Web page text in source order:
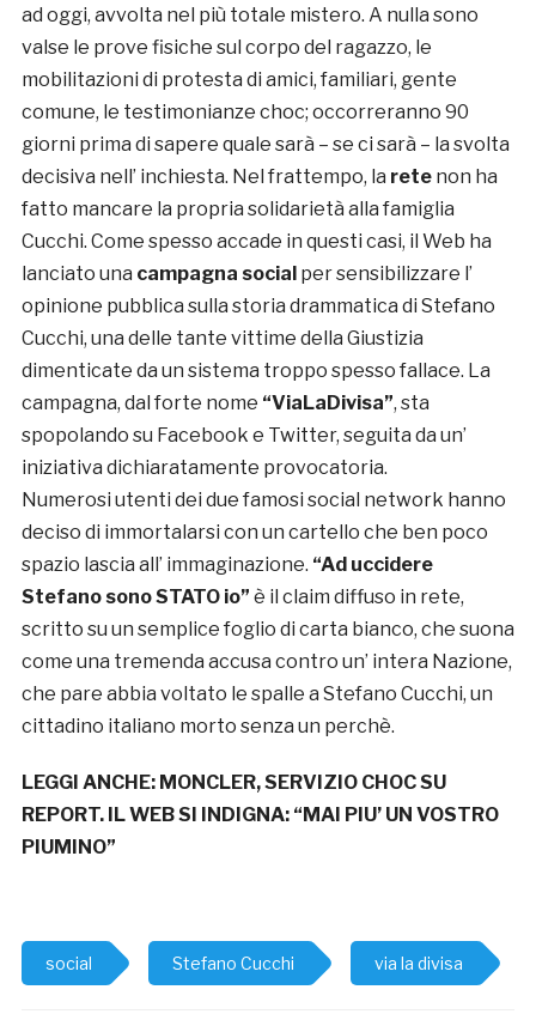
ad oggi, avvolta nel più totale mistero. A nulla sono
valse le prove fisiche sul corpo del ragazzo, le
mobilitazioni di protesta di amici, familiari, gente
comune, le testimonianze choc; occorreranno 90
giorni prima di sapere quale sarà – se ci sarà – la svolta
decisiva nell’ inchiesta. Nel frattempo, la retenon ha
fatto mancare la propria solidarietà alla famiglia
Cucchi. Come spesso accade in questi casi, il Web ha
lanciato una campagna social per sensibilizzare l’
opinione pubblica sulla storia drammatica di Stefano
Cucchi, una delle tante vittime della Giustizia
dimenticate da un sistema troppo spesso fallace. La
campagna, dal forte nome “ViaLaDivisa”, sta
spopolando su Facebook e Twitter, seguita da un’
iniziativa dichiaratamente provocatoria.
Numerosi utenti dei due famosi social network hanno
deciso di immortalarsi con un cartello che ben poco
spazio lascia all’ immaginazione. “Ad uccidere
Stefano sono STATO io” è il claim diffuso in rete,
scritto su un semplice foglio di carta bianco, che suona
come una tremenda accusa contro un’ intera Nazione,
che pare abbia voltato le spalle a Stefano Cucchi, un
cittadino italiano morto senza un perchè.
LEGGI ANCHE: MONCLER, SERVIZIO CHOC SU
REPORT. IL WEB SI INDIGNA: “MAI PIU’ UN VOSTRO
PIUMINO”
social Stefano Cucchi via la divisa